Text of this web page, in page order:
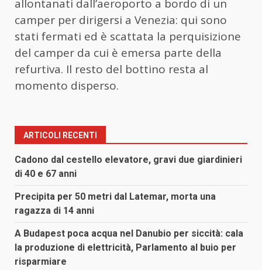
allontanati dall’aeroporto a bordo di un
camper per dirigersi a Venezia: qui sono
stati fermati ed è scattata la perquisizione
del camper da cui è emersa parte della
refurtiva. Il resto del bottino resta al
momento disperso.
ARTICOLI RECENTI
Cadono dal cestello elevatore, gravi due giardinieri
di 40 e 67 anni
Precipita per 50 metri dal Latemar, morta una
ragazza di 14 anni
A Budapest poca acqua nel Danubio per siccità: cala
la produzione di elettricità, Parlamento al buio per
risparmiare